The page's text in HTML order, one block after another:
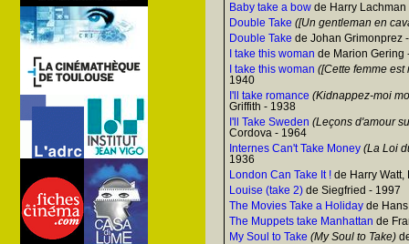
Baby take a bow de Harry Lachman
Double Take ([Un gentleman en
Double Take de Johan Grimonprez
I take this woman de Marion Gering
I take this woman ([Cette femme est
1940
I'll take romance (Kidnappez-moi
Griffith - 1938
I'll Take Sweden (Leçons d'amour
Cordova - 1964
Internes Can't Take Money (La Loi
1936
London Can Take It ! de Harry
Louise (take 2) de Siegfried - 1997
The Movies Take a Holiday de
The Muppets take Manhattan de
My Soul to Take (My Soul to Take)